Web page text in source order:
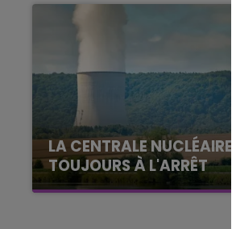
LA CENTRALE
TOUJOURS À L'ARRÊT
Cela fait déjà une semaine